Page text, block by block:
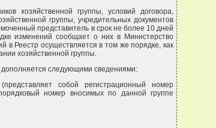
хозяйственной группы, условий договора,
группы, учредительных документов
представитель в срок не более 10 дней
изменений сообщает о них в Министерство
в Реестр осуществляется в том же порядке, как
хозяйственной группы.
следующими сведениями:
собой регистрационный номер
номер вносимых по данной группе